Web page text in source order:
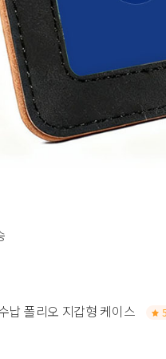
납 폴리오 지갑형 케이스